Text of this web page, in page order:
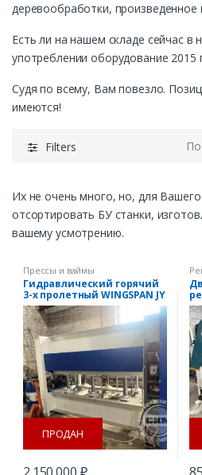
деревообработки, произведенное
Есть ли на нашем складе сейчас в
употреблении оборудование 2015
Судя по всему, Вам повезло.
имеются!
Filters
Их не очень много, но, для
отсортировать БУ станки,
вашему усмотрению.
Прессы и ваймы
Гидравлический горячий
3-х пролетный WINGSPAN JY
3848A/3
ПРОДАН